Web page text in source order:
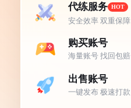
代练服务 HOT
安全效率 双重保障
购买账号
海量账号 找回包赔
出售账号
一键发布 极速打款